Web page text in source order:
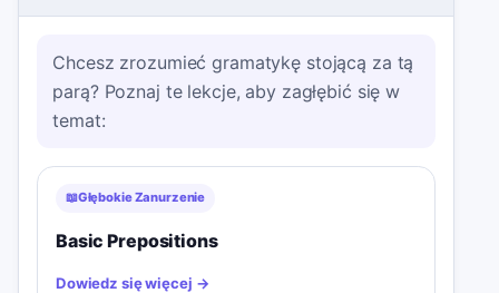
Chcesz zrozumieć gramatykę stojącą za tą
parą? Poznaj te lekcje, aby zagłębić się w
temat:
📖Głębokie Zanurzenie
Basic Prepositions
Dowiedz się więcej →